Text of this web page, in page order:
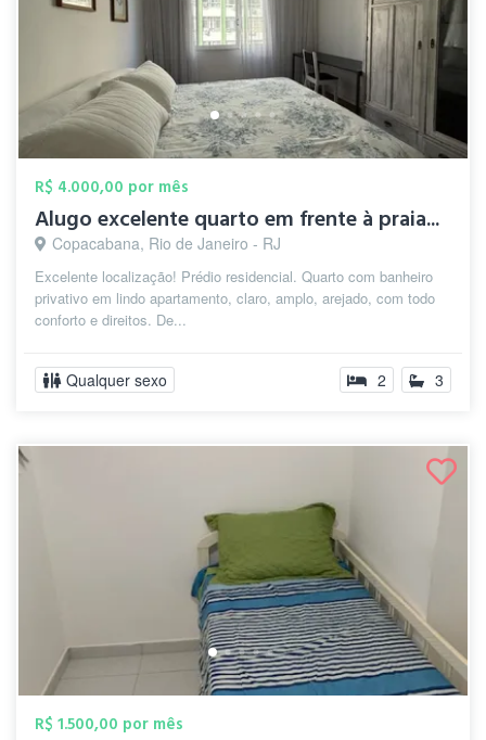
R$ 4.000,00 por mês
Alugo excelente quarto em frente à praia...
Copacabana, Rio de Janeiro - RJ
Excelente localização! Prédio residencial. Quarto com banheiro
privativo em lindo apartamento, claro, amplo, arejado, com todo
conforto e direitos. De...
Qualquer sexo 2 3
R$ 1.500,00 por mês